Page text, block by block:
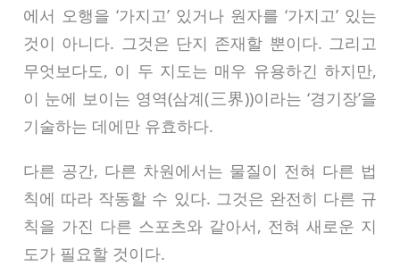
에서 오행을 ‘가지고’ 있거나 원자를 ‘가지고’ 있는
것이 아니다. 그것은 단지 존재할 뿐이다. 그리고
무엇보다도, 이 두 지도는 매우 유용하긴 하지만,
이 눈에 보이는 영역(삼계(三界))이라는 ‘경기장’을
기술하는 데에만 유효하다.
다른 공간, 다른 차원에서는 물질이 전혀 다른 법
칙에 따라 작동할 수 있다. 그것은 완전히 다른 규
칙을 가진 다른 스포츠와 같아서, 전혀 새로운 지
도가 필요할 것이다.